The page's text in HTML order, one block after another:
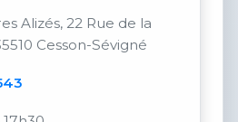
Alizés, 22 Rue de la
Cesson-Sévigné